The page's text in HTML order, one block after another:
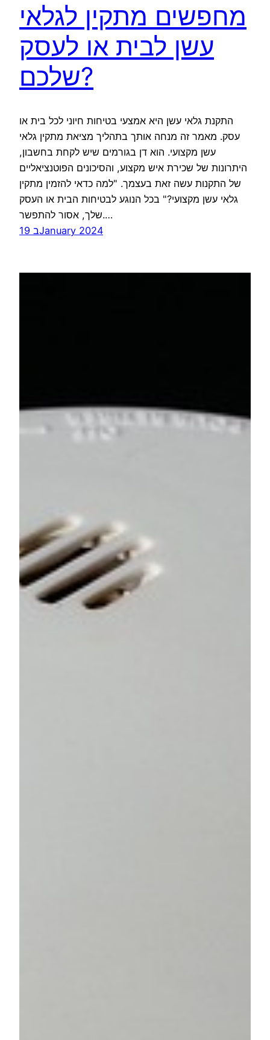
מחפשים מתקין לגלאי
עשן לבית או לעסק
שלכם?
התקנת גלאי עשן היא אמצעי בטיחות חיוני לכל בית או
עסק. מאמר זה מנחה אותך בתהליך מציאת מתקין גלאי
עשן מקצועי. הוא דן בגורמים שיש לקחת בחשבון,
היתרונות של שכירת איש מקצוע, והסיכונים הפוטנציאליים
של התקנות עשה זאת בעצמך. "למה כדאי להזמין מתקין
גלאי עשן מקצועי?" בכל הנוגע לבטיחות הבית או העסק
שלך, אסור להתפשר.…
19 בJanuary 2024